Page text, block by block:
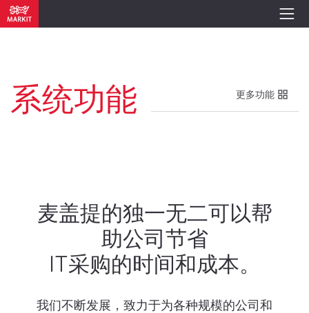
系统功能 更多功能
麦盖提的独一无二可以帮
助公司节省
IT采购的时间和成本。
我们不断发展，致力于为各种规模的公司和